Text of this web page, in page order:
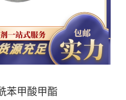
苯甲酸甲酯